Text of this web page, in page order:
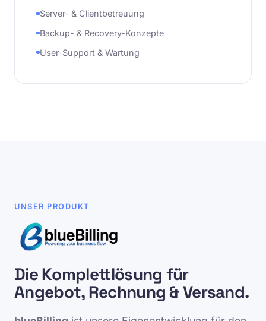
Server- & Clientbetreuung
Backup- & Recovery-Konzepte
User-Support & Wartung
UNSER PRODUKT
Die Komplettlösung für
Angebot, Rechnung & Versand.